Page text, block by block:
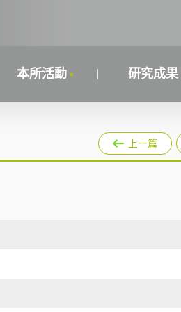
本所活動 研究成果
上一篇